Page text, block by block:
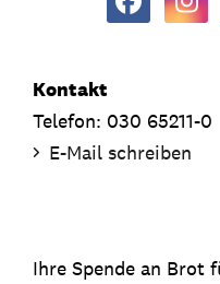
Kontakt
Telefon: 030 65211-0
E-Mail schreiben
Ihre Spende an Brot